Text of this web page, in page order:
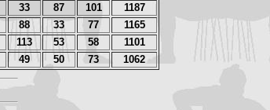
33 87 101
1187
88 33 77
1165
113 53 58
1101
49 50 73 1062